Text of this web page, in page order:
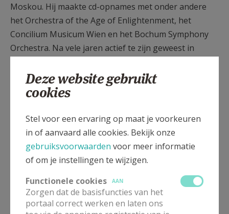
Moskou. Hij maakte cd-opnames met onder andere
het Orchestra of the Age of Enlightenment, het
Concilium Musicum Wien en het Bochum Symphony
Orchestra. Na vele jaren actief te zijn geweest in
concertuitzendingen van de Oostenrijkse Omroep
(ORF) en organist was van de Wiener Symphoniker,
Bochum. Hij is artistiek leider van het Orgelfestival
van Bochum en de Orgelpunkte van Bochum.
Programma: “BACH – Transcriptions & Fragments”
Maandag . Lundi 17.08.2026
20.00 U/H
Deze website gebruikt
cookies
Stel voor een ervaring op maat je voorkeuren
in of aanvaard alle cookies. Bekijk onze
gebruiksvoorwaarden voor meer informatie
of om je instellingen te wijzigen.
Functionele cookies
AAN
Zorgen dat de basisfuncties van het
portaal correct werken en laten ons